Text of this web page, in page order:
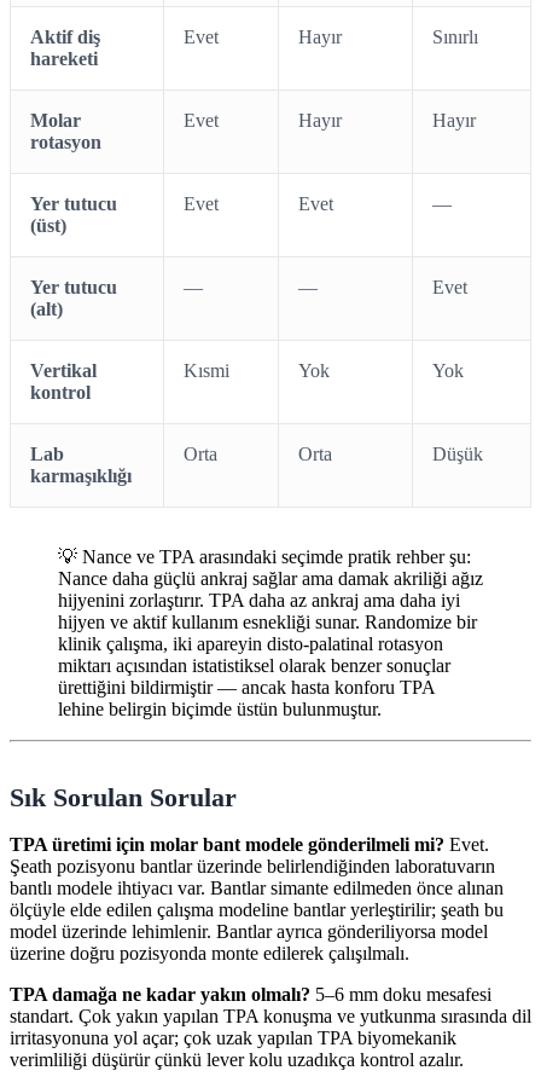
Aktif diş
hareketi
Evet Hayır Sınırlı
Molar
rotasyon
Evet Hayır Hayır
Yer tutucu
(üst)
Evet Evet —
Yer tutucu
(alt)
— — Evet
Vertikal
kontrol
Kısmi Yok Yok
Lab
karmaşıklığı
Orta Orta Düşük
💡 Nance ve TPA arasındaki seçimde pratik rehber şu:
Nance daha güçlü ankraj sağlar ama damak akriliği ağız
hijyenini zorlaştırır. TPA daha az ankraj ama daha iyi
hijyen ve aktif kullanım esnekliği sunar. Randomize bir
klinik çalışma, iki apareyin disto-palatinal rotasyon
miktarı açısından istatistiksel olarak benzer sonuçlar
ürettiğini bildirmiştir — ancak hasta konforu TPA
lehine belirgin biçimde üstün bulunmuştur.
Sık Sorulan Sorular
TPA üretimi için molar bant modele gönderilmeli mi? Evet.
Şeath pozisyonu bantlar üzerinde belirlendiğinden laboratuvarın
bantlı modele ihtiyacı var. Bantlar simante edilmeden önce alınan
ölçüyle elde edilen çalışma modeline bantlar yerleştirilir; şeath bu
model üzerinde lehimlenir. Bantlar ayrıca gönderiliyorsa model
üzerine doğru pozisyonda monte edilerek çalışılmalı.
TPA damağa ne kadar yakın olmalı? 5–6 mm doku mesafesi
standart. Çok yakın yapılan TPA konuşma ve yutkunma sırasında dil
irritasyonuna yol açar; çok uzak yapılan TPA biyomekanik
verimliliği düşürür çünkü lever kolu uzadıkça kontrol azalır.